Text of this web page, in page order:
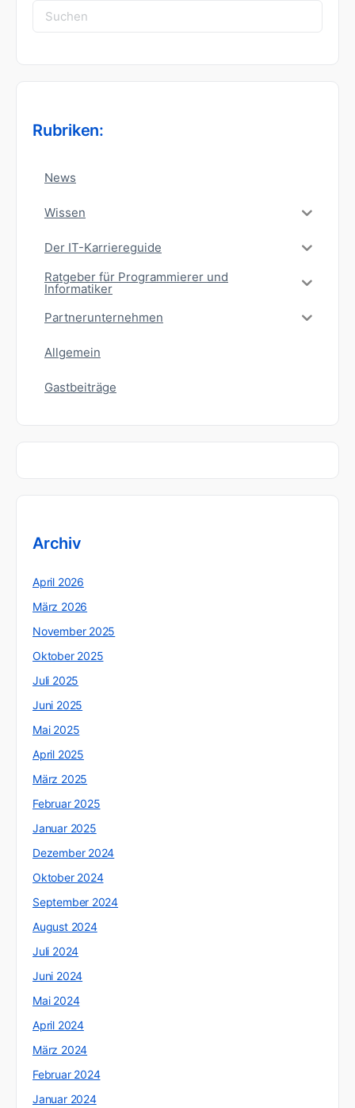
Suchen
nach:
Rubriken:
News
Wissen
Der IT-Karriereguide
Ratgeber für Programmierer und
Informatiker
Partnerunternehmen
Allgemein
Gastbeiträge
Archiv
April 2026
März 2026
November 2025
Oktober 2025
Juli 2025
Juni 2025
Mai 2025
April 2025
März 2025
Februar 2025
Januar 2025
Dezember 2024
Oktober 2024
September 2024
August 2024
Juli 2024
Juni 2024
Mai 2024
April 2024
März 2024
Februar 2024
Januar 2024